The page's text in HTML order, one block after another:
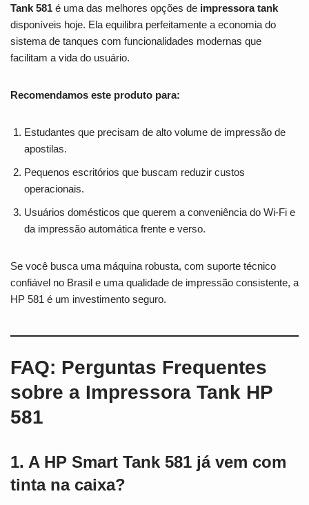
Tank 581 é uma das melhores opções de impressora tank
disponíveis hoje. Ela equilibra perfeitamente a economia do
sistema de tanques com funcionalidades modernas que
facilitam a vida do usuário.
Recomendamos este produto para:
Estudantes que precisam de alto volume de impressão de
apostilas.
Pequenos escritórios que buscam reduzir custos
operacionais.
Usuários domésticos que querem a conveniência do Wi-Fi e
da impressão automática frente e verso.
Se você busca uma máquina robusta, com suporte técnico
confiável no Brasil e uma qualidade de impressão consistente, a
HP 581 é um investimento seguro.
FAQ: Perguntas Frequentes
sobre a Impressora Tank HP
581
1. A HP Smart Tank 581 já vem com
tinta na caixa?